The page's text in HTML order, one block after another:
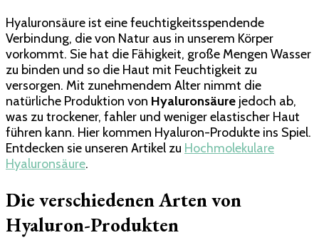
Hyaluronsäure ist eine feuchtigkeitsspendende
Verbindung, die von Natur aus in unserem Körper
vorkommt. Sie hat die Fähigkeit, große Mengen Wasser
zu binden und so die Haut mit Feuchtigkeit zu
versorgen. Mit zunehmendem Alter nimmt die
natürliche Produktion von Hyaluronsäure jedoch ab,
was zu trockener, fahler und weniger elastischer Haut
führen kann. Hier kommen Hyaluron-Produkte ins Spiel.
Entdecken sie unseren Artikel zu Hochmolekulare
Hyaluronsäure.
Die verschiedenen Arten von
Hyaluron-Produkten